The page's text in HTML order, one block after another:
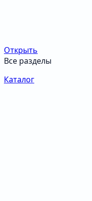
Открыть
Все разделы
Каталог